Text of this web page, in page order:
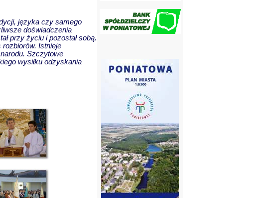
języka czy samego
doświadczenia
przy życiu i pozostał sobą.
rozbiorów. Istnieje
Szczytowe
wysiłku odzyskania